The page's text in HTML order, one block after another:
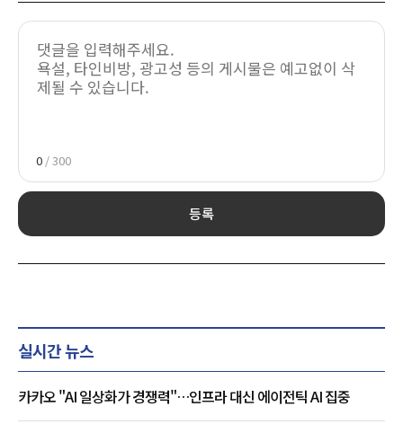
0 / 300
등록
실시간 뉴스
카카오 "AI 일상화가 경쟁력"…인프라 대신 에이전틱 AI 집중